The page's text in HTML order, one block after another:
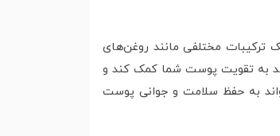
ترکیبات مختلفی مانند روغن‌های
به تقویت پوست شما کمک کند و
به حفظ سلامت و جوانی پوست